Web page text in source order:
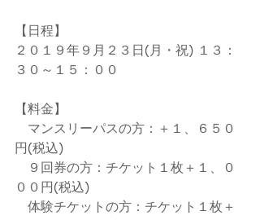
【日程】
２０１９年９月２３日(月・祝) １３：
３０～１５：００
【料金】
マンスリーパスの方：＋１、６５０
円(税込)
９回券の方：チケット１枚＋１、０
００円(税込)
体験チケットの方：チケット１枚＋